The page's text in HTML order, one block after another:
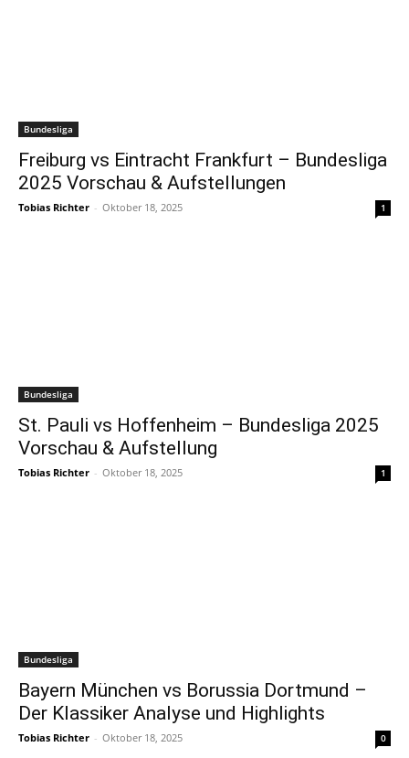
Bundesliga
Freiburg vs Eintracht Frankfurt – Bundesliga
2025 Vorschau & Aufstellungen
Tobias Richter - Oktober 18, 2025 1
Bundesliga
St. Pauli vs Hoffenheim – Bundesliga 2025
Vorschau & Aufstellung
Tobias Richter - Oktober 18, 2025 1
Bundesliga
Bayern München vs Borussia Dortmund –
Der Klassiker Analyse und Highlights
Tobias Richter - Oktober 18, 2025 0